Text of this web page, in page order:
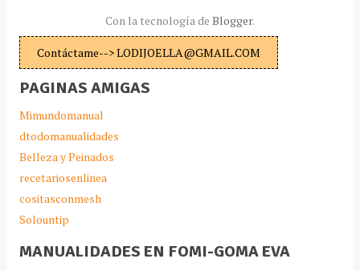
Con la tecnología de Blogger.
Contáctame--> LODIJOELLA@GMAIL.COM
PAGINAS AMIGAS
Mimundomanual
dtodomanualidades
Belleza y Peinados
recetariosenlinea
cositasconmesh
Solountip
MANUALIDADES EN FOMI-GOMA EVA